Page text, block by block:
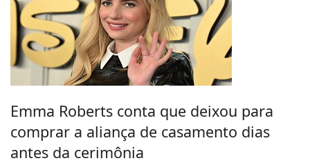
Emma Roberts conta que deixou para
comprar a aliança de casamento dias
antes da cerimônia